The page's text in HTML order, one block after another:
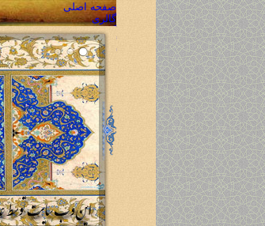
صفحه اصلی
گالری
گالری تصاویر
گالری صوتی
گالری فیلم
محصولات
مشاهده محصولات
ارسال سفارش محصول
پیگیری سفارش محصول
تماس با ما
سوالات متداول
تماس با ما
نقشه سایت
تعاون و همکاری